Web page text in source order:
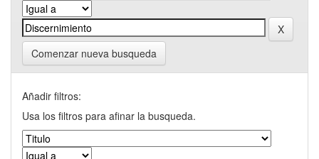
Comenzar nueva busqueda
Añadir filtros:
Usa los filtros para afinar la busqueda.